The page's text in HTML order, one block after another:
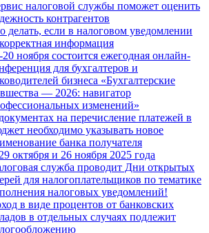
налоговой службы поможет оценить
контрагентов
делать, если в налоговом уведомлении
информация
20 ноября состоится ежегодная онлайн-
для бухгалтеров и
бизнеса «Бухгалтерские
— 2026: навигатор
изменений»
на перечисление платежей в
необходимо указывать новое
банка получателя
октября и 26 ноября 2025 года
служба проводит Дни открытых
для налогоплательщиков по тематике
налоговых уведомлений!
в виде процентов от банковских
в отдельных случаях подлежит